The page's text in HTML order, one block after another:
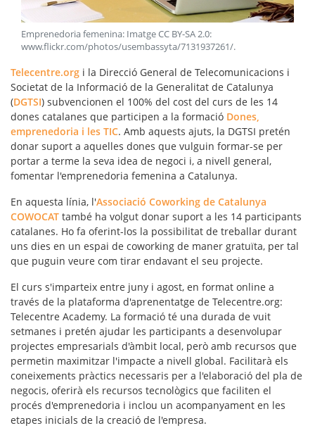
Emprenedoria femenina: Imatge CC BY-SA 2.0:
www.flickr.com/photos/usembassyta/7131937261/.
Telecentre.org i la Direcció General de Telecomunicacions i
Societat de la Informació de la Generalitat de Catalunya
(DGTSI) subvencionen el 100% del cost del curs de les 14
dones catalanes que participen a la formació Dones,
emprenedoria i les TIC. Amb aquests ajuts, la DGTSI pretén
donar suport a aquelles dones que vulguin formar-se per
portar a terme la seva idea de negoci i, a nivell general,
fomentar l'emprenedoria femenina a Catalunya.
En aquesta línia, l'Associació Coworking de Catalunya
COWOCAT també ha volgut donar suport a les 14 participants
catalanes. Ho fa oferint-los la possibilitat de treballar durant
uns dies en un espai de coworking de maner gratuïta, per tal
que puguin veure com tirar endavant el seu projecte.
El curs s'imparteix entre juny i agost, en format online a
través de la plataforma d'aprenentatge de Telecentre.org:
Telecentre Academy. La formació té una durada de vuit
setmanes i pretén ajudar les participants a desenvolupar
projectes empresarials d'àmbit local, però amb recursos que
permetin maximitzar l'impacte a nivell global. Facilitarà els
coneixements pràctics necessaris per a l'elaboració del pla de
negocis, oferirà els recursos tecnològics que faciliten el
procés d'emprenedoria i inclou un acompanyament en les
etapes inicials de la creació de l'empresa.